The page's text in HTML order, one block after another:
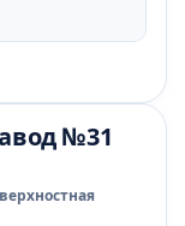
№31